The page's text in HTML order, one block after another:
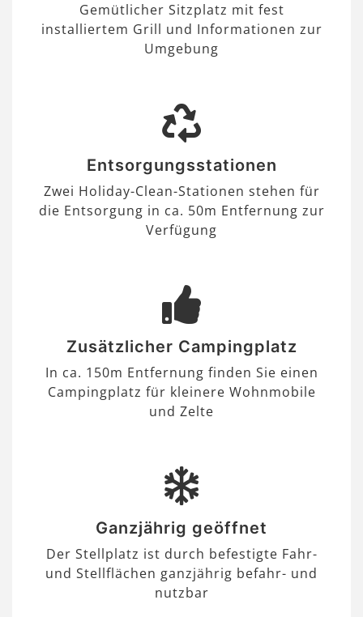
Gemütlicher Sitzplatz mit fest
installiertem Grill und Informationen zur
Umgebung
Entsorgungsstationen
Zwei Holiday-Clean-Stationen stehen für
die Entsorgung in ca. 50m Entfernung zur
Verfügung
Zusätzlicher Campingplatz
In ca. 150m Entfernung finden Sie einen
Campingplatz für kleinere Wohnmobile
und Zelte
Ganzjährig geöffnet
Der Stellplatz ist durch befestigte Fahr-
und Stellflächen ganzjährig befahr- und
nutzbar